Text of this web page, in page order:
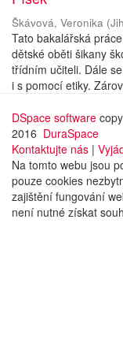
Škávová, Veronika (
Tato bakalářská
dětské oběti šikany
třídním učiteli. Dále
i s pomocí etiky.
DSpace software
2016 DuraSpace
Kontaktujte nás |
Na tomto webu jsou
pouze cookies
zajištění fungování
není nutné získat